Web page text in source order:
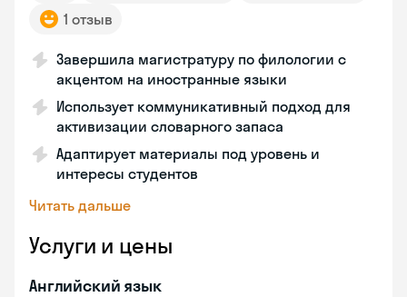
1 отзыв
Завершила магистратуру по филологии с
акцентом на иностранные языки
Использует коммуникативный подход для
активизации словарного запаса
Адаптирует материалы под уровень и
интересы студентов
Читать дальше
Услуги и цены
Английский язык